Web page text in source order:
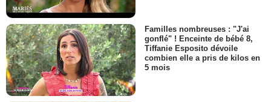
Familles nombreuses : "J'ai
gonflé" ! Enceinte de bébé 8,
Tiffanie Esposito dévoile
combien elle a pris de kilos en
5 mois